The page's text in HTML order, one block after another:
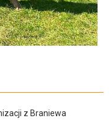
z Braniewa